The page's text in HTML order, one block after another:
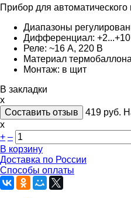
Прибор для
Диапазоны
Дифференциал:
Реле: ~16 А, 220 В
Материал
Монтаж: в щит
В закладки
x
Составить отзыв
419 руб.
х
+ –
В корзину
Доставка по России
Способы оплаты